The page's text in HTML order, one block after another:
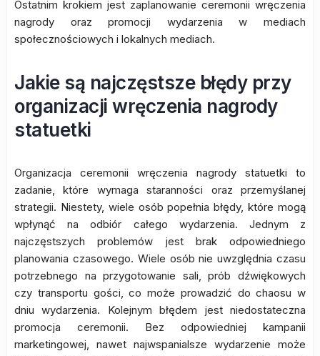
Ostatnim krokiem jest zaplanowanie ceremonii wręczenia
nagrody oraz promocji wydarzenia w mediach
społecznościowych i lokalnych mediach.
Jakie są najczęstsze błędy przy
organizacji wręczenia nagrody
statuetki
Organizacja ceremonii wręczenia nagrody statuetki to
zadanie, które wymaga staranności oraz przemyślanej
strategii. Niestety, wiele osób popełnia błędy, które mogą
wpłynąć na odbiór całego wydarzenia. Jednym z
najczęstszych problemów jest brak odpowiedniego
planowania czasowego. Wiele osób nie uwzględnia czasu
potrzebnego na przygotowanie sali, prób dźwiękowych
czy transportu gości, co może prowadzić do chaosu w
dniu wydarzenia. Kolejnym błędem jest niedostateczna
promocja ceremonii. Bez odpowiedniej kampanii
marketingowej, nawet najwspanialsze wydarzenie może